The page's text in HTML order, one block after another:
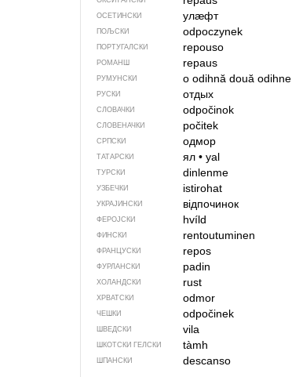
ОСЕТИНСКИ улӕфт
ПОЉСКИ odpoczynek
ПОРТУГАЛСКИ repouso
РОМАНШ repaus
РУМУНСКИ o odihnă două odihne
РУСКИ отдых
СЛОВАЧКИ odpočinok
СЛОВЕНАЧКИ počitek
СРПСКИ одмор
ТАТАРСКИ ял •yal
ТУРСКИ dinlenme
УЗБЕЧКИ istirohat
УКРАЈИНСКИ відпочинок
ФЕРОЈСКИ hvíld
ФИНСКИ rentoutuminen
ФРАНЦУСКИ repos
ФУРЛАНСКИ padin
ХОЛАНДСКИ rust
ХРВАТСКИ odmor
ЧЕШКИ odpočinek
ШВЕДСКИ vila
ШКОТСКИ ГЕЛСКИ tàmh
ШПАНСКИ descanso